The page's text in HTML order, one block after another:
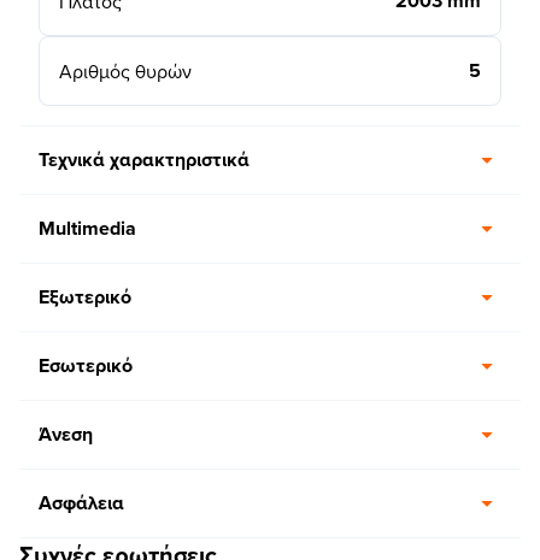
Αριθμός θυρών 5
Τεχνικά χαρακτηριστικά
Multimedia
Εξωτερικό
Εσωτερικό
Άνεση
Ασφάλεια